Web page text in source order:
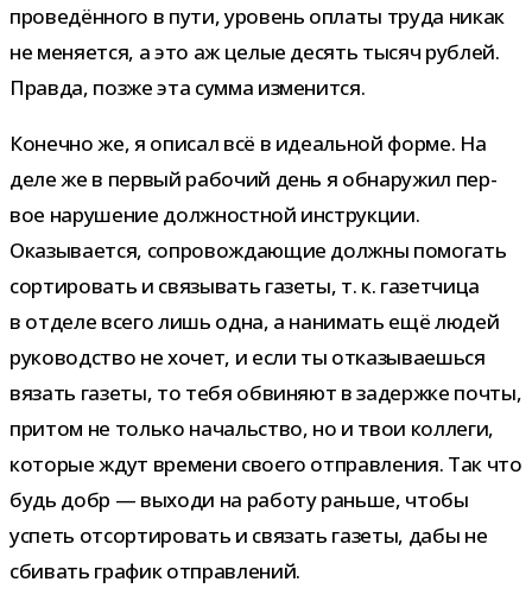
про­ве­дён­ного в пути, уро­вень оплаты труда никак
не меня­ется, а это аж целые десять тысяч руб­лей.
Правда, позже эта сумма изменится.
Конечно же, я опи­сал всё в иде­аль­ной форме. На
деле же в пер­вый рабо­чий день я обна­ру­жил пер­
вое нару­ше­ние долж­ност­ной инструк­ции.
Оказывается, сопро­вож­да­ю­щие должны помо­гать
сор­ти­ро­вать и свя­зы­вать газеты, т. к. газет­чица
в отделе всего лишь одна, а нани­мать ещё людей
руко­вод­ство не хочет, и если ты отка­зы­ва­ешься
вязать газеты, то тебя обви­няют в задержке почты,
при­том не только началь­ство, но и твои кол­леги,
кото­рые ждут вре­мени сво­его отправ­ле­ния. Так что
будь добр — выходи на работу раньше, чтобы
успеть отсор­ти­ро­вать и свя­зать газеты, дабы не
сби­вать гра­фик отправлений.